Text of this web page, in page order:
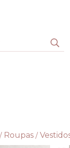
/ Roupas /